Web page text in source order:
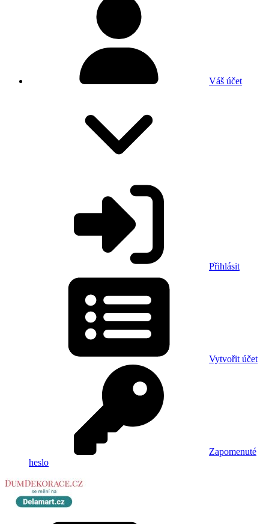
Váš účet
Přihlásit
Vytvořit účet
Zapomenuté
heslo